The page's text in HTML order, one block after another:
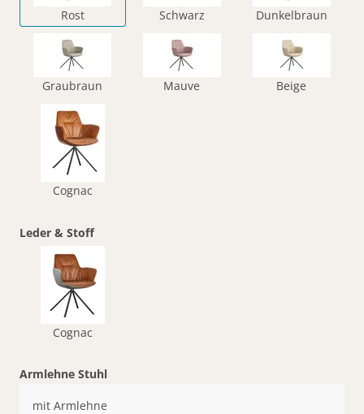
Rost Schwarz Dunkelbraun
Graubraun Mauve Beige
Cognac
Leder & Stoff
Cognac
Armlehne Stuhl
mit Armlehne